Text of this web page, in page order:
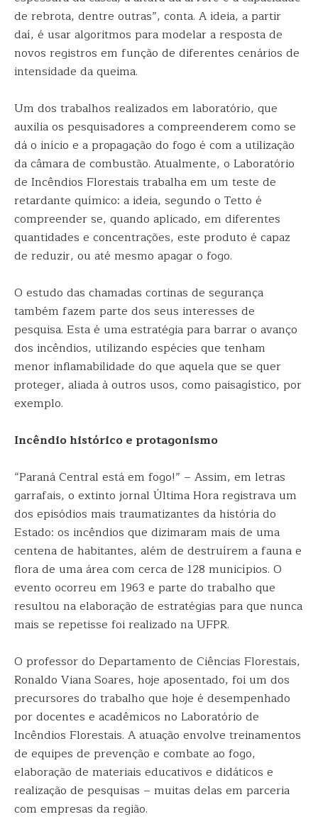
de rebrota, dentre outras”, conta. A ideia, a partir
daí, é usar algoritmos para modelar a resposta de
novos registros em função de diferentes cenários de
intensidade da queima.
Um dos trabalhos realizados em laboratório, que
auxilia os pesquisadores a compreenderem como se
dá o início e a propagação do fogo é com a utilização
da câmara de combustão. Atualmente, o Laboratório
de Incêndios Florestais trabalha em um teste de
retardante químico: a ideia, segundo o Tetto é
compreender se, quando aplicado, em diferentes
quantidades e concentrações, este produto é capaz
de reduzir, ou até mesmo apagar o fogo.
O estudo das chamadas cortinas de segurança
também fazem parte dos seus interesses de
pesquisa. Esta é uma estratégia para barrar o avanço
dos incêndios, utilizando espécies que tenham
menor inflamabilidade do que aquela que se quer
proteger, aliada à outros usos, como paisagístico, por
exemplo.
Incêndio histórico e protagonismo
“Paraná Central está em fogo!” – Assim, em letras
garrafais, o extinto jornal Última Hora registrava um
dos episódios mais traumatizantes da história do
Estado: os incêndios que dizimaram mais de uma
centena de habitantes, além de destruírem a fauna e
flora de uma área com cerca de 128 municípios. O
evento ocorreu em 1963 e parte do trabalho que
resultou na elaboração de estratégias para que nunca
mais se repetisse foi realizado na UFPR.
O professor do Departamento de Ciências Florestais,
Ronaldo Viana Soares, hoje aposentado, foi um dos
precursores do trabalho que hoje é desempenhado
por docentes e acadêmicos no Laboratório de
Incêndios Florestais. A atuação envolve treinamentos
de equipes de prevenção e combate ao fogo,
elaboração de materiais educativos e didáticos e
realização de pesquisas – muitas delas em parceria
com empresas da região.